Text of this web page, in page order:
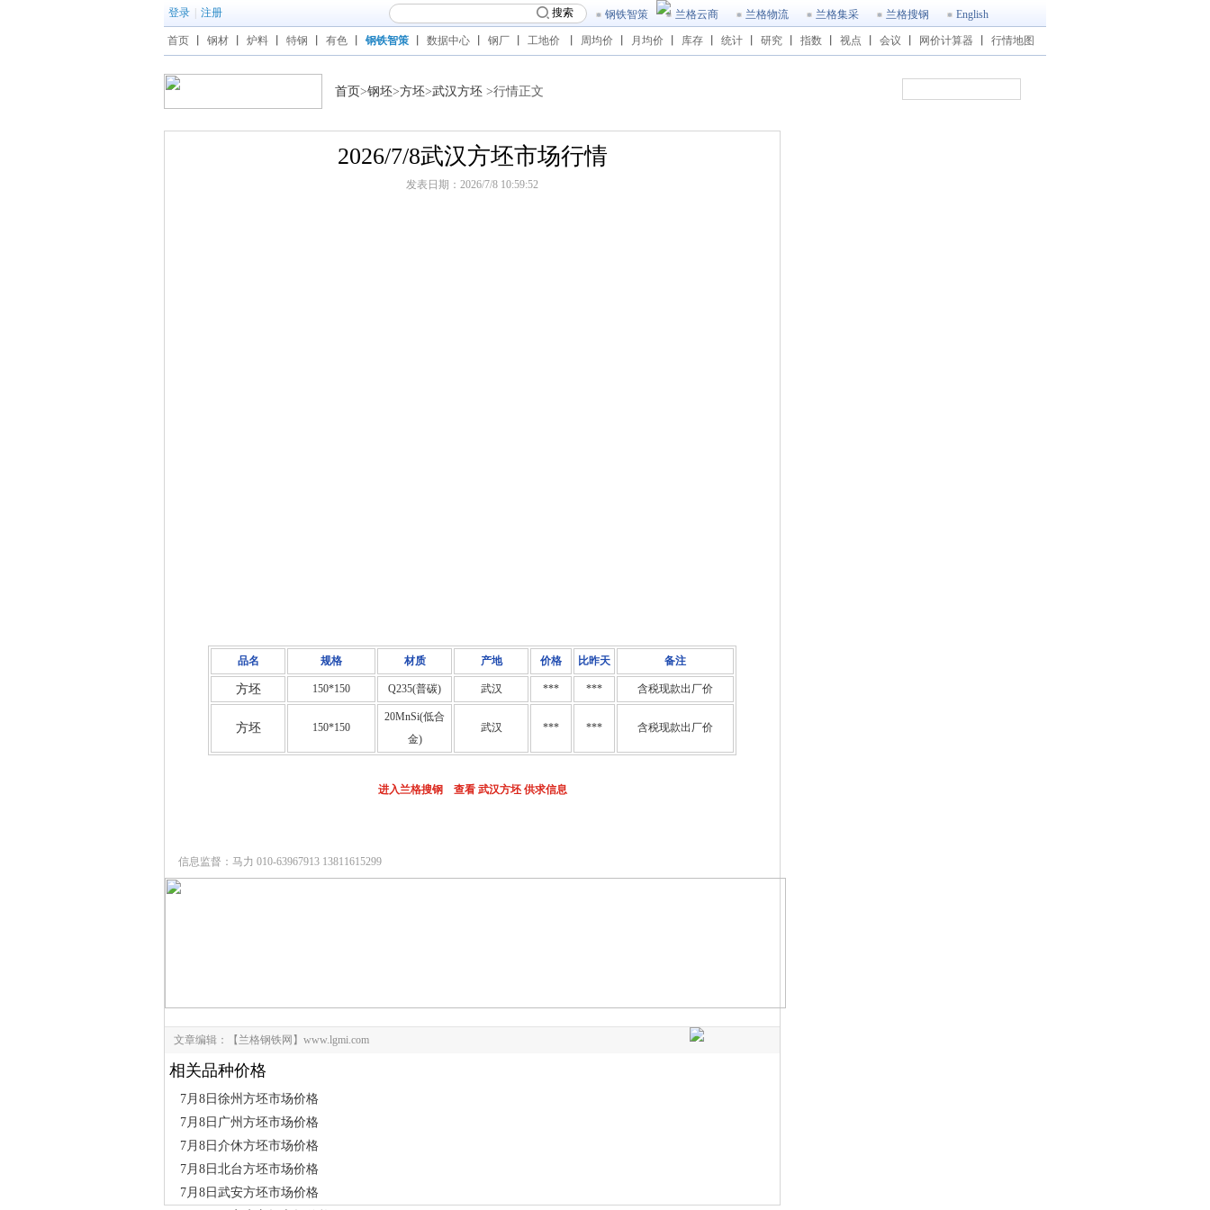
登录 注册 搜索 钢铁智策 兰格云商 兰格物流 兰格集采 兰格搜钢 English
首页 钢材 炉料 特钢 有色 钢铁智策 数据中心 钢厂 工地价 周均价 月均价 库存 统计 研究 指数 视点 会议 网价计算器 行情地图
首页>钢坯>方坯>武汉方坯 >行情正文
2026/7/8武汉方坯市场行情
发表日期：2026/7/8 10:59:52
品名 规格 材质 产地 价格 比昨天 备注
方坯 150*150 Q235(普碳) 武汉 *** *** 含税现款出厂价
方坯 150*150
20MnSi(低合
金)
武汉 *** *** 含税现款出厂价
进入兰格搜钢 查看 武汉方坯 供求信息
信息监督：马力 010-63967913 13811615299
文章编辑：【兰格钢铁网】www.lgmi.com
相关品种价格
7月8日徐州方坯市场价格
7月8日广州方坯市场价格
7月8日介休方坯市场价格
7月8日北台方坯市场价格
7月8日武安方坯市场价格